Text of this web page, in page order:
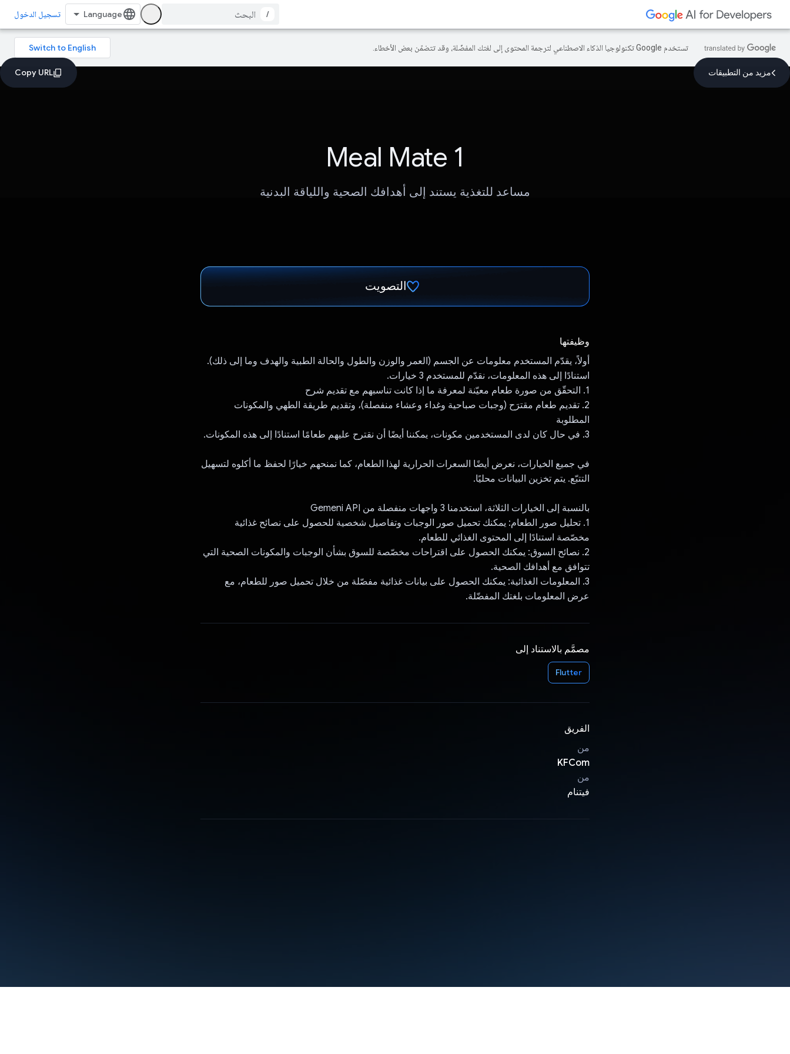
/ تسجيل الدخول
تستخدم Google تكنولوجيا الذكاء الاصطناعي لترجمة المحتوى إلى لغتك المفضّلة، وقد تتضمّن بعض الأخطاء.
مزيد من التطبيقات
Meal Mate 1
مساعد للتغذية يستند إلى أهدافك الصحية واللياقة البدنية
التصويت
وظيفتها
أولاً، يقدّم المستخدم معلومات عن الجسم (العمر والوزن والطول والحالة الطبية والهدف وما إلى ذلك).
استنادًا إلى هذه المعلومات، نقدّم للمستخدم 3 خيارات.
‫1. التحقّق من صورة طعام معيّنة لمعرفة ما إذا كانت تناسبهم مع تقديم شرح
2. تقديم طعام مقترَح (وجبات صباحية وغداء وعشاء منفصلة)، وتقديم طريقة الطهي والمكونات
المطلوبة
3. في حال كان لدى المستخدمين مكونات، يمكننا أيضًا أن نقترح عليهم طعامًا استنادًا إلى هذه المكونات.
في جميع الخيارات، نعرض أيضًا السعرات الحرارية لهذا الطعام، كما نمنحهم خيارًا لحفظ ما أكلوه لتسهيل
التتبّع. يتم تخزين البيانات محليًا.
بالنسبة إلى الخيارات الثلاثة، استخدمنا 3 واجهات منفصلة من Gemeni API
1. تحليل صور الطعام: يمكنك تحميل صور الوجبات وتفاصيل شخصية للحصول على نصائح غذائية
مخصّصة استنادًا إلى المحتوى الغذائي للطعام.
2. نصائح السوق: يمكنك الحصول على اقتراحات مخصّصة للسوق بشأن الوجبات والمكونات الصحية التي
تتوافق مع أهدافك الصحية.
3. المعلومات الغذائية: يمكنك الحصول على بيانات غذائية مفصّلة من خلال تحميل صور للطعام، مع
عرض المعلومات بلغتك المفضّلة.
مصمَّم بالاستناد إلى
Flutter
الفريق
من
KFCom
من
فيتنام